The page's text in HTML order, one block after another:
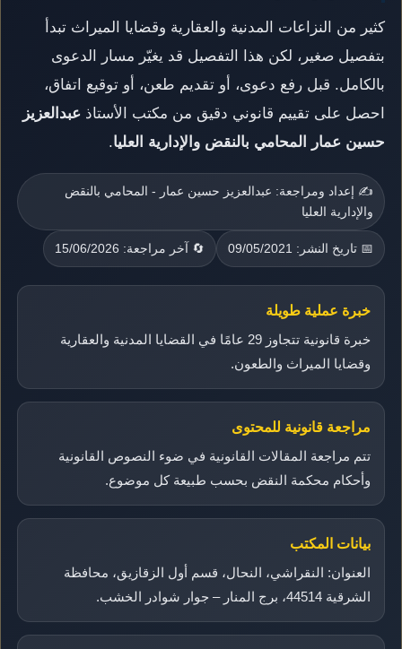
كثير من النزاعات المدنية والعقارية وقضايا الميراث تبدأ
بتفصيل صغير، لكن هذا التفصيل قد يغيّر مسار الدعوى
بالكامل. قبل رفع دعوى، أو تقديم طعن، أو توقيع اتفاق،
احصل على تقييم قانوني دقيق من مكتب الأستاذ عبدالعزيز
حسين عمار المحامي بالنقض والإدارية العليا.
✍️ إعداد ومراجعة: عبدالعزيز حسين عمار - المحامي بالنقض
والإدارية العليا
📅 تاريخ النشر: 09/05/2021 🔄 آخر مراجعة: 15/06/2026
خبرة عملية طويلة
خبرة قانونية تتجاوز 29 عامًا في القضايا المدنية والعقارية
وقضايا الميراث والطعون.
مراجعة قانونية للمحتوى
تتم مراجعة المقالات القانونية في ضوء النصوص القانونية
وأحكام محكمة النقض بحسب طبيعة كل موضوع.
بيانات المكتب
العنوان: النقراشي، النحال، قسم أول الزقازيق، محافظة
الشرقية 44514، برج المنار – جوار شوادر الخشب.